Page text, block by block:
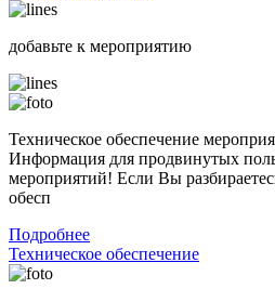
добавьте к мероприятию
Техническое обеспечение
Информация для продвинутых
мероприятий! Если Вы
обесп
Подробнее
Техническое обеспечение